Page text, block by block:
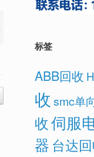
标签
ABB回收
收 smc单
收伺服
器 台达